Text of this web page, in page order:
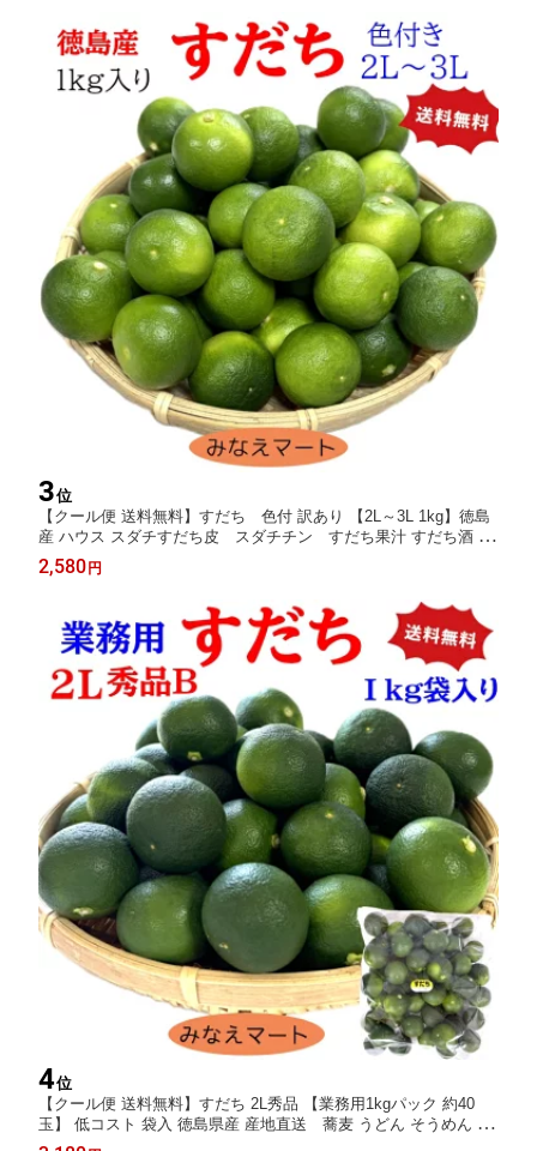
3位
【クール便 送料無料】すだち 色付 訳あり 【2L～3L 1kg】徳島
産 ハウス スダチすだち皮 スダチチン すだち果汁 すだち酒 ス
ダチジュース 【北海道,沖縄は3個以上送料無料】
2,580円
4位
【クール便 送料無料】すだち 2L秀品 【業務用1kgパック 約40
玉】 低コスト 袋入 徳島県産 産地直送 蕎麦 うどん そうめん 冷
麺 刺身 焼き魚 焼肉 酢の物 飲み物【北海道,沖縄便は2袋以上送料